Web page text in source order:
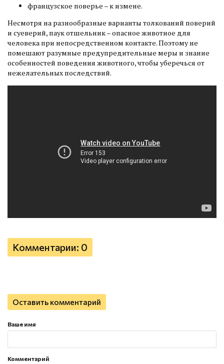
французское поверье – к измене.
Несмотря на разнообразные варианты толкований поверий
и суеверий, паук отшельник – опасное животное для
человека при непосредственном контакте. Поэтому не
помешают разумные предупредительные меры и знание
особенностей поведения животного, чтобы уберечься от
нежелательных последствий.
Комментарии: 0
Оставить комментарий
Ваше имя
Комментарий